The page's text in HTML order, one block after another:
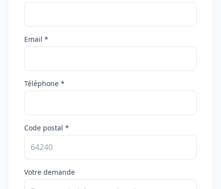
Email *
Téléphone *
Code postal *
Votre demande